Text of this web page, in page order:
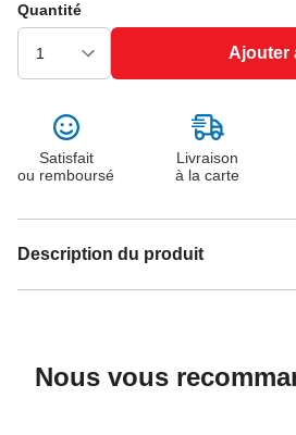
Quantité
Ajouter
Satisfait
ou remboursé
Livraison
à la carte
Description du produit
Nous vous